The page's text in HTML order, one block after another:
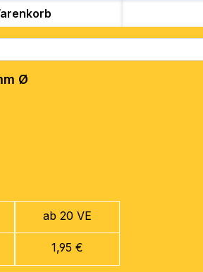
Ø
ab 20 VE
1,95 €